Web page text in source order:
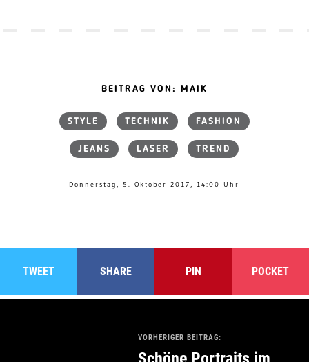
BEITRAG VON: MAIK
STYLE TECHNIK FASHION
JEANS LASER TREND
Donnerstag, 5. Oktober 2017, 14:00 Uhr
TWEET SHARE PIN POCKET
VORHERIGER BEITRAG: